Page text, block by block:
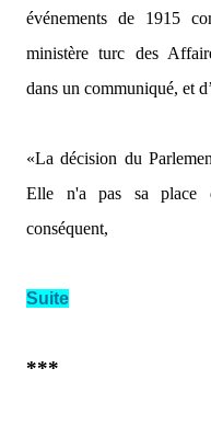
événements de 1915
ministère turc des
dans un communiqué, et
«La décision du
Elle n'a pas sa place
conséquent,
Suite
***